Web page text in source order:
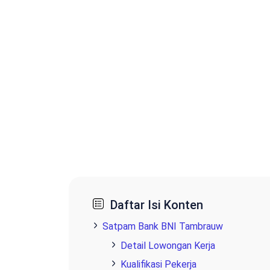
Daftar Isi Konten
Satpam Bank BNI Tambrauw
Detail Lowongan Kerja
Kualifikasi Pekerja